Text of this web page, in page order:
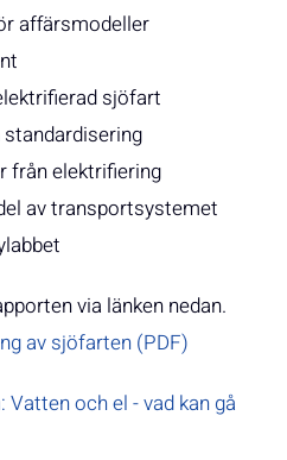
affärsmodeller
sjöfart
från elektrifiering
av transportsystemet
via länken nedan.
av sjöfarten (PDF)
och el - vad kan gå